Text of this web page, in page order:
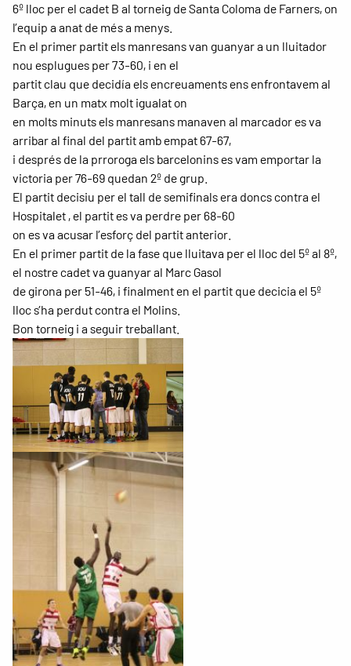
6º lloc per el cadet B al torneig de Santa Coloma de Farners, on
l’equip a anat de més a menys.
En el primer partit els manresans van guanyar a un lluitador
nou esplugues per 73-60, i en el
partit clau que decidía els encreuaments ens enfrontavem al
Barça, en un matx molt igualat on
en molts minuts els manresans manaven al marcador es va
arribar al final del partit amb empat 67-67,
i després de la prroroga els barcelonins es vam emportar la
victoria per 76-69 quedan 2º de grup.
El partit decisiu per el tall de semifinals era doncs contra el
Hospitalet , el partit es va perdre per 68-60
on es va acusar l’esforç del partit anterior.
En el primer partit de la fase que lluitava per el lloc del 5º al 8º,
el nostre cadet va guanyar al Marc Gasol
de girona per 51-46, i finalment en el partit que decicia el 5º
lloc s’ha perdut contra el Molins.
Bon torneig i a seguir treballant.